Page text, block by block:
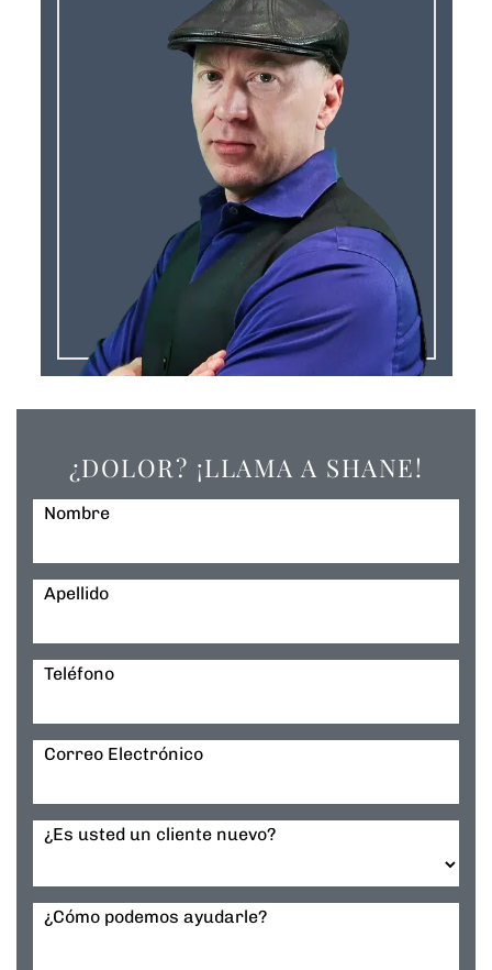
¿DOLOR? ¡LLAMA A SHANE!
Nombre
Apellido
Teléfono
Correo Electrónico
¿Es usted un cliente nuevo?
¿Cómo podemos ayudarle?